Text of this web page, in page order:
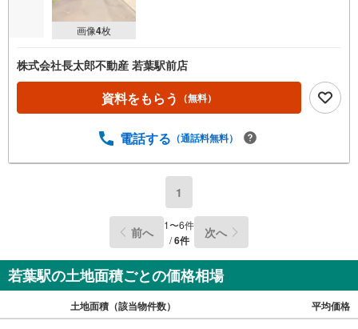
画像4枚
株式会社長太郎不動産 若葉駅前店
資料をもらう （無料）
電話する （通話料無料）
1
前へ 1〜6件
/6件 次へ
若葉駅の土地面積ごとの価格相場
土地面積（該当物件数） 平均価格